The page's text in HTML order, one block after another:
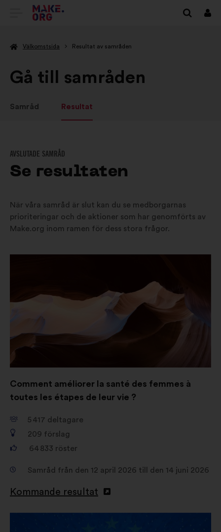
GÅ
FÖRSTASIDAN
FÖR
Välkomstsida Resultat av samråden
Gå till samråden
Samråd Resultat
AVSLUTADE SAMRÅD
Se resultaten
När våra samråd är slut kan du se medborgarnas
prioriteringar och de aktioner som har genomförts av
Make.org inom ramen för dess stora frågor.
Comment améliorer la santé des femmes à
toutes les étapes de leur vie ?
5 417 deltagare
209 förslag
64 833 röster
Samråd från den 12 april 2026 till den 14 juni 2026
Kommande resultat